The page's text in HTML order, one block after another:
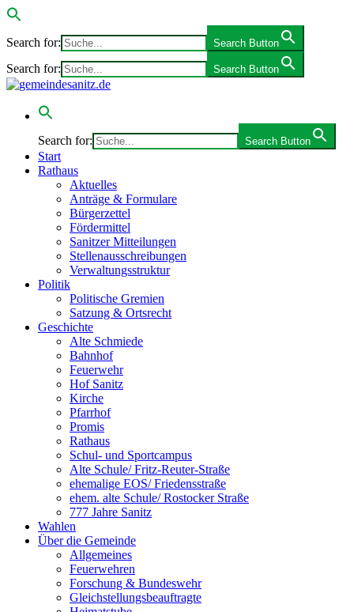
Search for: Search Button
Search for: Search Button
Search for: Search Button
Start
Rathaus
Aktuelles
Anträge & Formulare
Bürgerzettel
Fördermittel
Sanitzer Mitteilungen
Stellenausschreibungen
Verwaltungsstruktur
Politik
Politische Gremien
Satzung & Ortsrecht
Geschichte
Alte Schmiede
Bahnhof
Feuerwehr
Hof Sanitz
Kirche
Pfarrhof
Promis
Rathaus
Schul- und Sportcampus
Alte Schule/ Fritz-Reuter-Straße
ehemalige EOS/ Friedensstraße
ehem. alte Schule/ Rostocker Straße
777 Jahre Sanitz
Wahlen
Über die Gemeinde
Allgemeines
Feuerwehren
Forschung & Bundeswehr
Gleichstellungsbeauftragte